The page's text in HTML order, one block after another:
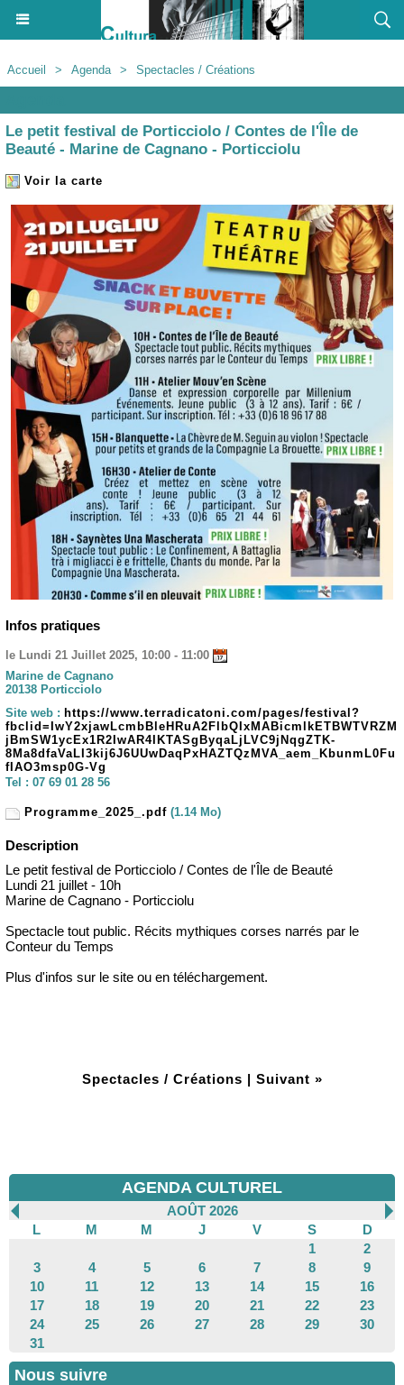
Accueil > Agenda > Spectacles / Créations
Le petit festival de Porticciolo / Contes de l'Île de
Beauté - Marine de Cagnano - Porticciolu
Voir la carte
Infos pratiques
le Lundi 21 Juillet 2025, 10:00 - 11:00
Marine de Cagnano
20138 Porticciolo
Site web : https://www.terradicatoni.com/pages/festival?
fbclid=IwY2xjawLcmbBleHRuA2FlbQIxMABicmlkETBWTVRZM
jBmSW1ycEx1R2IwAR4IKTASgByqaLjLVC9jNqgZTK-
8Ma8dfaVaLI3kij6J6UUwDaqPxHAZTQzMVA_aem_KbunmL0Fu
fIAO3msp0G-Vg
Tel : 07 69 01 28 56
Programme_2025_.pdf (1.14 Mo)
Description
Le petit festival de Porticciolo / Contes de l'Île de Beauté
Lundi 21 juillet - 10h
Marine de Cagnano - Porticciolu
Spectacle tout public. Récits mythiques corses narrés par le
Conteur du Temps
Plus d'infos sur le site ou en téléchargement.
Spectacles / Créations | Suivant »
AGENDA CULTUREL
AOÛT 2026
L
M M J V S
D
1
2
3
4 5 6 7 8
9
10
11 12 13 14 15
16
17
18 19 20 21 22
23
24
25 26 27 28 29
30
31
Nous suivre